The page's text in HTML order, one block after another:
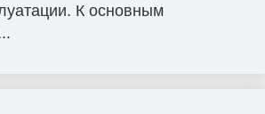
К основным